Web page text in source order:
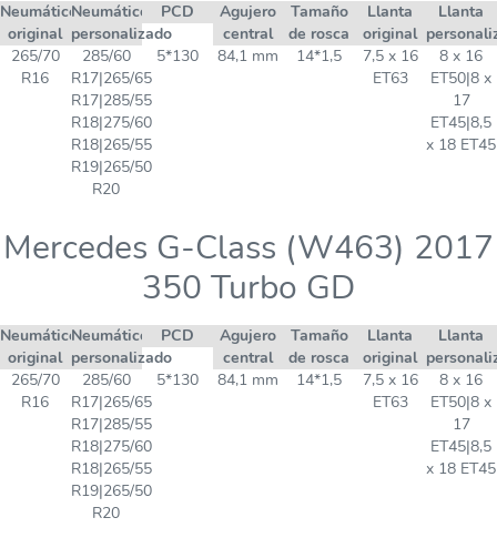
Neumático
original
Neumático
personalizado
PCD
Agujero
central
Tamaño
de rosca
Llanta
original
Llanta
265/70
R16
285/60
R17|265/65
R17|285/55
R18|275/60
R18|265/55
R19|265/50
R20
5*130 84,1 mm 14*1,5
7,5 x 16
ET63
8 x 16
ET50|8 x
17
ET45|8,5
x 18 ET45
Mercedes G-Class (W463) 2017
350 Turbo GD
Neumático
original
Neumático
personalizado
PCD
Agujero
central
Tamaño
de rosca
Llanta
original
Llanta
265/70
R16
285/60
R17|265/65
R17|285/55
R18|275/60
R18|265/55
R19|265/50
R20
5*130 84,1 mm 14*1,5
7,5 x 16
ET63
8 x 16
ET50|8 x
17
ET45|8,5
x 18 ET45